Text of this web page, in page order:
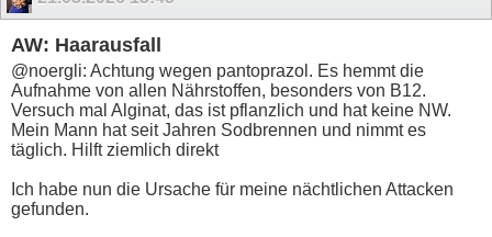
AW: Haarausfall
@noergli: Achtung wegen pantoprazol. Es hemmt die
Aufnahme von allen Nährstoffen, besonders von B12.
Versuch mal Alginat, das ist pflanzlich und hat keine NW.
Mein Mann hat seit Jahren Sodbrennen und nimmt es
täglich. Hilft ziemlich direkt
Ich habe nun die Ursache für meine nächtlichen Attacken
gefunden.